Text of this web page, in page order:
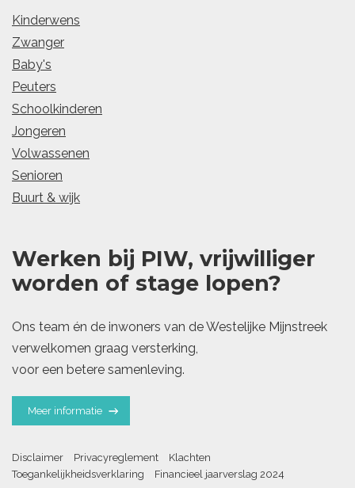
Kinderwens
Zwanger
Baby's
Peuters
Schoolkinderen
Jongeren
Volwassenen
Senioren
Buurt & wijk
Werken bij PIW, vrijwilliger
worden of stage lopen?
Ons team én de inwoners van de Westelijke Mijnstreek
verwelkomen graag versterking,
voor een betere samenleving.
Meer informatie
Disclaimer Privacyreglement
Klachten
Toegankelijkheidsverklaring
Financieel jaarverslag 2024